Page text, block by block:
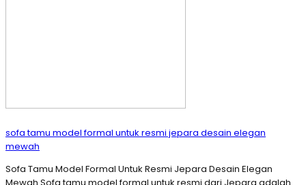
sofa tamu model formal untuk resmi jepara desain elegan
mewah
Sofa Tamu Model Formal Untuk Resmi Jepara Desain Elegan